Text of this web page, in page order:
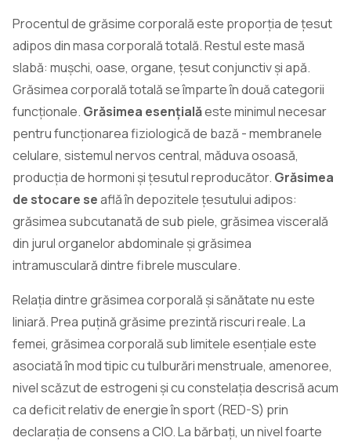
Procentul de grăsime corporală este proporția de țesut
adipos din masa corporală totală. Restul este masă
slabă: mușchi, oase, organe, țesut conjunctiv și apă.
Grăsimea corporală totală se împarte în două categorii
funcționale. Grăsimea esențialăeste minimul necesar
pentru funcționarea fiziologică de bază - membranele
celulare, sistemul nervos central, măduva osoasă,
producția de hormoni și țesutul reproducător. Grăsimea
de stocare seaflă în depozitele țesutului adipos:
grăsimea subcutanată de sub piele, grăsimea viscerală
din jurul organelor abdominale și grăsimea
intramusculară dintre fibrele musculare.
Relația dintre grăsimea corporală și sănătate nu este
liniară. Prea puțină grăsime prezintă riscuri reale. La
femei, grăsimea corporală sub limitele esențiale este
asociată în mod tipic cu tulburări menstruale, amenoree,
nivel scăzut de estrogeni și cu constelația descrisă acum
ca deficit relativ de energie în sport (RED-S) prin
declarația de consens a CIO. La bărbați, un nivel foarte